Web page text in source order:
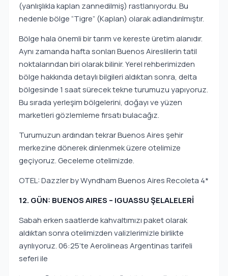
(yanlışlıkla kaplan zannedilmiş) rastlanıyordu. Bu
nedenle bölge “Tigre” (Kaplan) olarak adlandırılmıştır.
Bölge hala önemli bir tarım ve kereste üretim alanıdır.
Aynı zamanda hafta sonları Buenos Aireslilerin tatil
noktalarından biri olarak bilinir. Yerel rehberimizden
bölge hakkında detaylı bilgileri aldıktan sonra, delta
bölgesinde 1 saat sürecek tekne turumuzu yapıyoruz.
Bu sırada yerleşim bölgelerini, doğayı ve yüzen
marketleri gözlemleme fırsatı bulacağız.
Turumuzun ardından tekrar Buenos Aires şehir
merkezine dönerek dinlenmek üzere otelimize
geçiyoruz. Geceleme otelimizde.
OTEL: Dazzler by Wyndham Buenos Aires Recoleta 4*
12. GÜN: BUENOS AIRES – IGUASSU ŞELALELERİ
Sabah erken saatlerde kahvaltımızı paket olarak
aldıktan sonra otelimizden valizlerimizle birlikte
ayrılıyoruz. 06:25’te Aerolineas Argentinas tarifeli
seferi ile